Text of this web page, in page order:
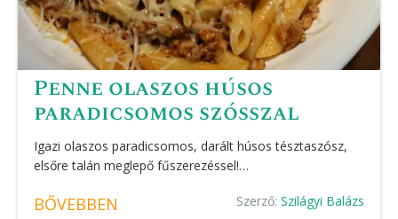
Penne olaszos húsos
paradicsomos szósszal
Igazi olaszos paradicsomos, darált húsos tésztaszósz,
elsőre talán meglepő fűszerezéssel!…
BŐVEBBEN Szerző: Szilágyi Balázs